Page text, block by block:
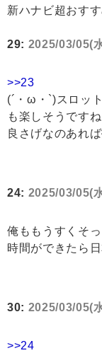
新ハナビ超おす
29: 2025/03/05(
>>23
(´・ω・`)スロッ
も楽しそうですね
良さげなのあれ
24: 2025/03/05(
俺ももうすくそ
時間ができたら
30: 2025/03/05(
>>24